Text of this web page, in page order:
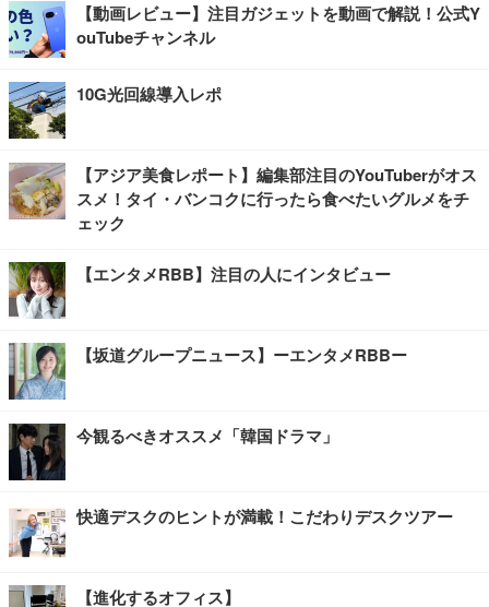
【動画レビュー】注目ガジェットを動画で解説！公式Y
ouTubeチャンネル
10G光回線導入レポ
【アジア美食レポート】編集部注目のYouTuberがオス
スメ！タイ・バンコクに行ったら食べたいグルメをチ
ェック
【エンタメRBB】注目の人にインタビュー
【坂道グループニュース】ーエンタメRBBー
今観るべきオススメ「韓国ドラマ」
快適デスクのヒントが満載！こだわりデスクツアー
【進化するオフィス】